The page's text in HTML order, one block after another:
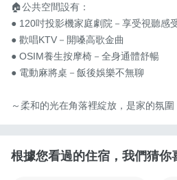
🏠公共空間設有：
● 120吋投影機家庭劇院－享受視聽感
● 歡唱KTV－開嗓高歌金曲
● OSIM養生按摩椅－全身通體舒暢
● 電動麻將桌－飯後娛樂不無聊
～柔和的光在角落裡綻放，是家的氛圍
根據您看過的住宿，我們猜你